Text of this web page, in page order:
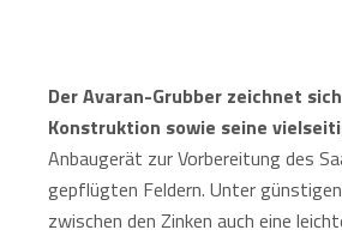
Der Avaran-Grubber zeichnet
Konstruktion sowie seine
Anbaugerät zur Vorbereitung des
gepflügten Feldern. Unter
zwischen den Zinken auch eine